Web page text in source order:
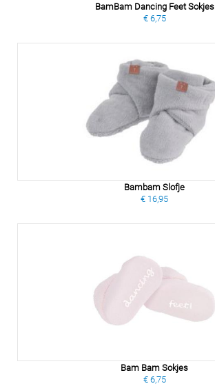
BamBam Dancing Feet Sokjes
€ 6,75
Bambam Slofje
€ 16,95
Bam Bam Sokjes
€ 6,75